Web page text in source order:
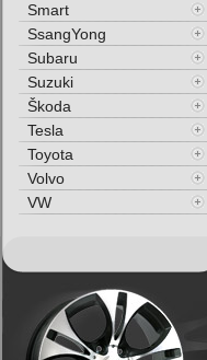
Smart
SsangYong
Subaru
Suzuki
Škoda
Tesla
Toyota
Volvo
VW